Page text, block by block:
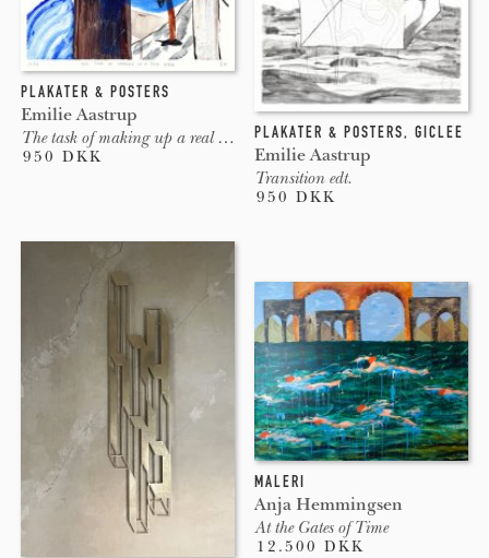
PLAKATER & POSTERS
Emilie Aastrup
The task of making up a real world
950 DKK
PLAKATER & POSTERS, GICLEE
Emilie Aastrup
Transition edt.
950 DKK
MALERI
Anja Hemmingsen
At the Gates of Time
12.500 DKK